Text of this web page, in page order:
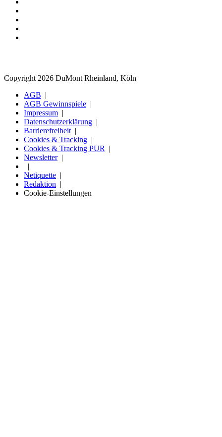
Copyright 2026 DuMont Rheinland, Köln
AGB
AGB Gewinnspiele
Impressum
Datenschutzerklärung
Barrierefreiheit
Cookies & Tracking
Cookies & Tracking PUR
Newsletter
Netiquette
Redaktion
Cookie-Einstellungen